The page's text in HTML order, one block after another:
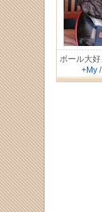
ボール大
+My/